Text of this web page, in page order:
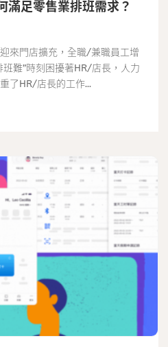
滿足零售業排班需求？
來門店擴充，全職/兼職員工增
難”時刻困擾著HR/店長，人力
了HR/店長的工作...